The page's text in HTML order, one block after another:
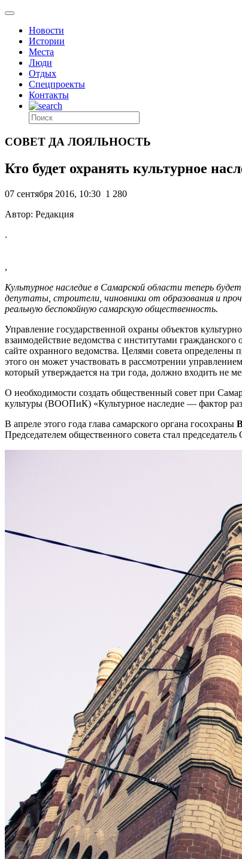
Новости
Истории
Места
Люди
Отдых
Спецпроекты
Контакты
СОВЕТ ДА ЛОЯЛЬНОСТЬ
Кто будет охранять культурное
07 сентября 2016, 10:30 1 280
Автор: Редакция
.
,
Культурное наследие в Самарской области теперь
депутаты, строители, чиновники от образования и
реальную беспокойную самарскую общественность.
Управление государственной охраны объектов
взаимодействие ведомства с институтами
сайте охранного ведомства. Целями совета
этого он может участвовать в рассмотрении
который утверждается на три года, должно входить не
О необходимости создать общественный совет при
культуры (ВООПиК) «Культурное наследие — фактор
В апреле этого года глава самарского органа госохраны
Председателем общественного совета стал